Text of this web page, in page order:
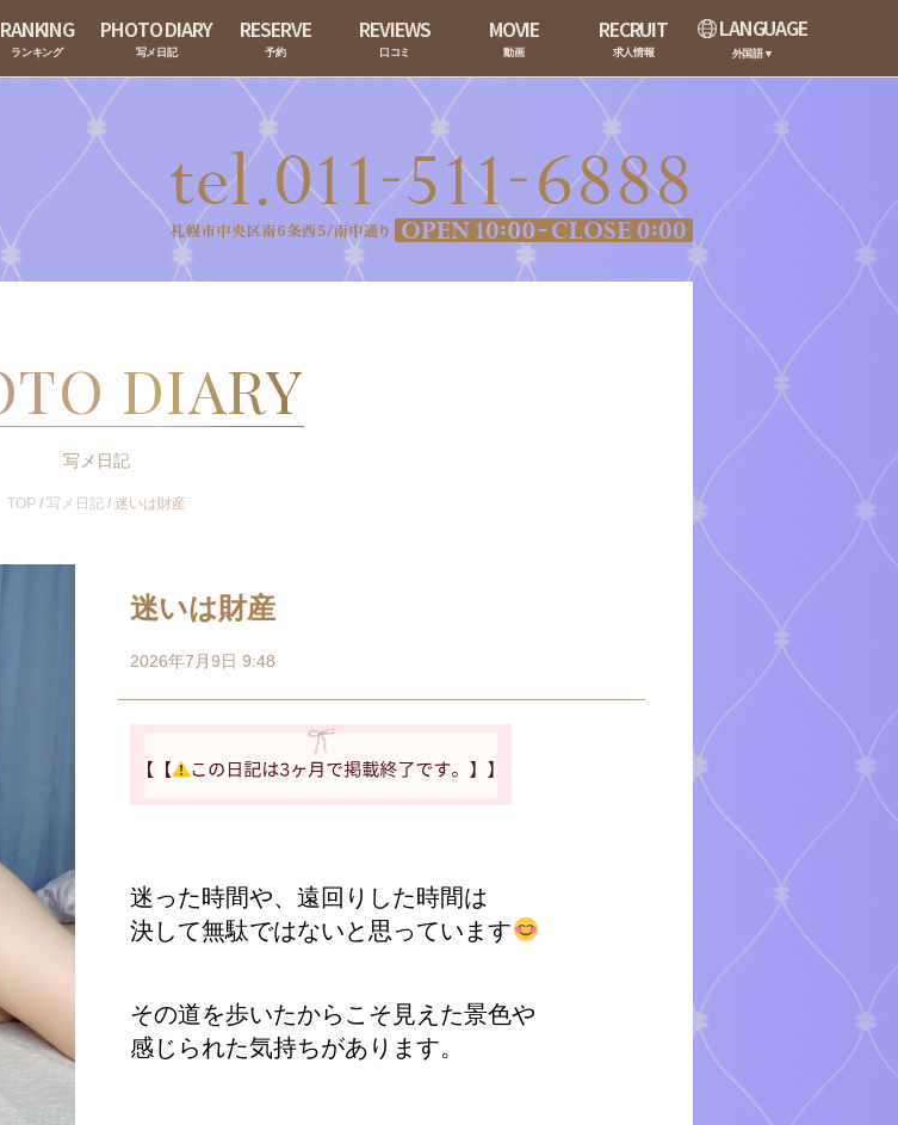
RANKING
ランキング
PHOTO DIARY
写メ日記
RESERVE
予約
REVIEWS
口コミ
MOVIE
動画
RECRUIT
求人情報
LANGUAGE
外国語▼
DIARY
写メ日記
TOP / 写メ日記 / 迷いは財産
迷いは財産
2026年7月9日 9:48
迷った時間や、遠回りした時間は
決して無駄ではないと思っています
その道を歩いたからこそ見えた景色や
感じられた気持ちがあります。